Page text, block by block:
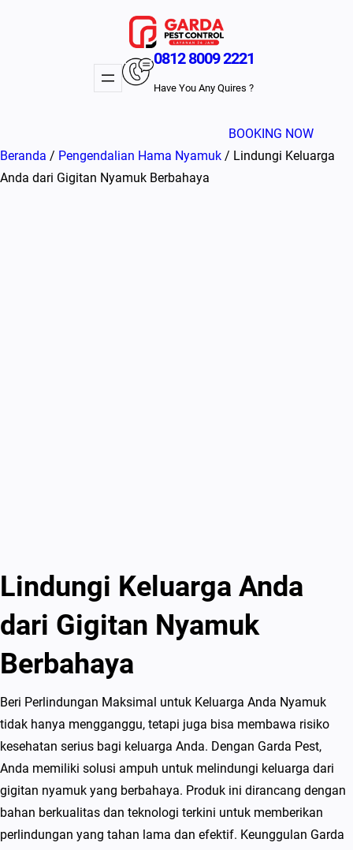
0812 8009 2221
Have You Any Quires ?
BOOKING NOW
Beranda / Pengendalian Hama Nyamuk / Lindungi Keluarga
Anda dari Gigitan Nyamuk Berbahaya
Lindungi Keluarga Anda
dari Gigitan Nyamuk
Berbahaya
Beri Perlindungan Maksimal untuk Keluarga Anda Nyamuk
tidak hanya mengganggu, tetapi juga bisa membawa risiko
kesehatan serius bagi keluarga Anda. Dengan Garda Pest,
Anda memiliki solusi ampuh untuk melindungi keluarga dari
gigitan nyamuk yang berbahaya. Produk ini dirancang dengan
bahan berkualitas dan teknologi terkini untuk memberikan
perlindungan yang tahan lama dan efektif. Keunggulan Garda